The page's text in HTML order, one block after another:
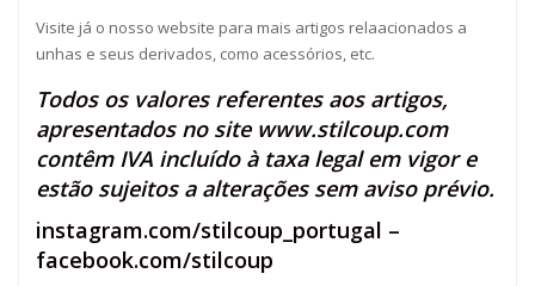
Visite já o nosso website para mais artigos relaacionados a
unhas e seus derivados, como acessórios, etc.
Todos os valores referentes aos artigos,
apresentados no site www.stilcoup.com
contêm IVA incluído à taxa legal em vigor e
estão sujeitos a alterações sem aviso prévio.
instagram.com/stilcoup_portugal –
facebook.com/stilcoup